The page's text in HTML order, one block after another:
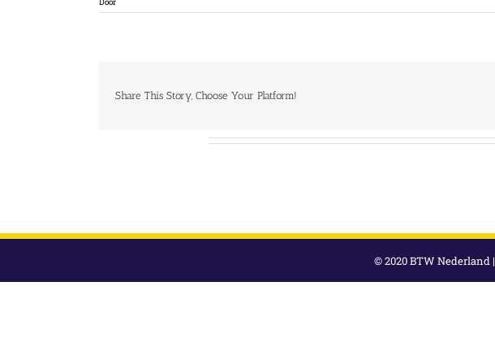
Share This Story, Choose Your Platform!
© 2020 BTW Nederland |